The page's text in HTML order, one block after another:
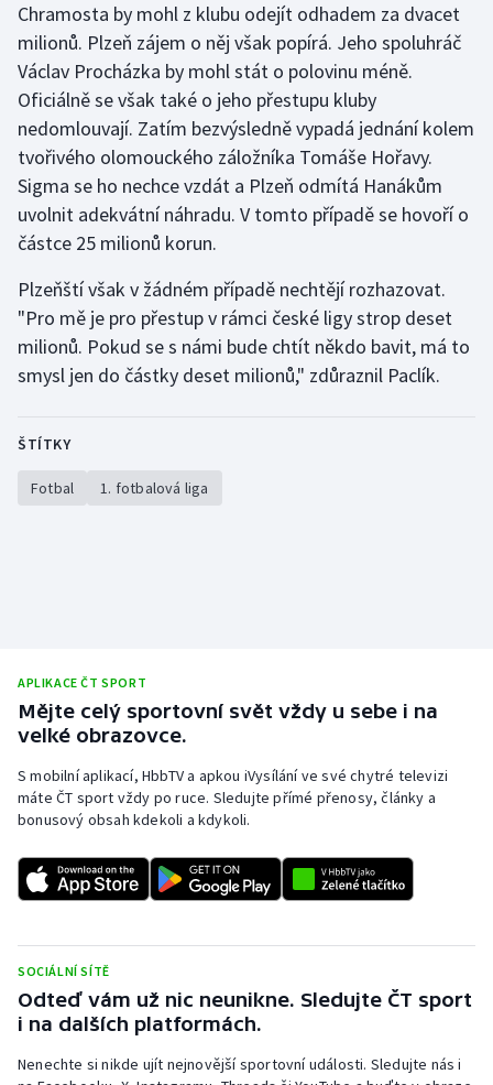
Ragby
Rychlobruslení
Rychlostní kanoistika
Short track
Sportovní střelba
Stolní tenis
Triatlon
Veslování
Vodní slalom
Volejbal
Chramosta by mohl z klubu odejít odhadem za dvacet
milionů. Plzeň zájem o něj však popírá. Jeho spoluhráč
Václav Procházka by mohl stát o polovinu méně.
Oficiálně se však také o jeho přestupu kluby
nedomlouvají. Zatím bezvýsledně vypadá jednání kolem
tvořivého olomouckého záložníka Tomáše Hořavy.
Sigma se ho nechce vzdát a Plzeň odmítá Hanákům
uvolnit adekvátní náhradu. V tomto případě se hovoří o
částce 25 milionů korun.
Plzeňští však v žádném případě nechtějí rozhazovat.
"Pro mě je pro přestup v rámci české ligy strop deset
milionů. Pokud se s námi bude chtít někdo bavit, má to
smysl jen do částky deset milionů," zdůraznil Paclík.
ŠTÍTKY
Fotbal 1. fotbalová liga
APLIKACE ČT SPORT
Mějte celý sportovní svět vždy u sebe i na
velké obrazovce.
S mobilní aplikací, HbbTV a apkou iVysílání ve své chytré televizi
máte ČT sport vždy po ruce. Sledujte přímé přenosy, články a
bonusový obsah kdekoli a kdykoli.
SOCIÁLNÍ SÍTĚ
Odteď vám už nic neunikne. Sledujte ČT sport
i na dalších platformách.
Nenechte si nikde ujít nejnovější sportovní události. Sledujte nás i